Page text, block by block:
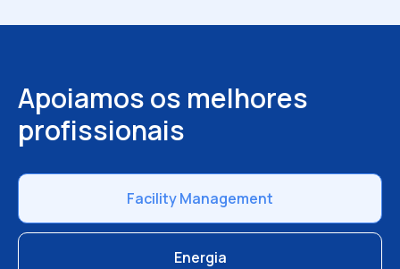
Apoiamos os melhores
profissionais
Facility Management
Energia